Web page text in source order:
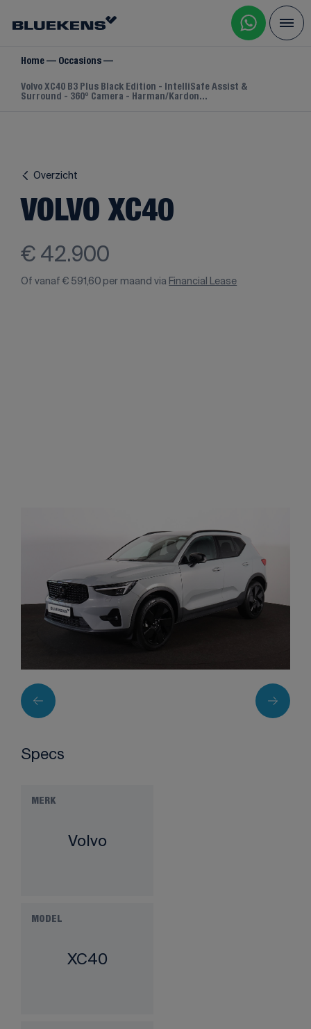
Home Occasions
Volvo XC40 B3 Plus Black Edition - IntelliSafe Assist &
Surround - 360º Camera - Harman/Kardon...
Overzicht
VOLVO XC40
€ 42.900
Of vanaf € 591,60 per maand via Financial Lease
Specs
MERK
Volvo
MODEL
XC40